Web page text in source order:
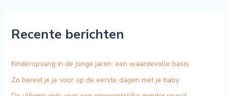
Recente berichten
Kinderopvang in de jonge jaren: een waardevolle basis
Zo bereid je je voor op de eerste dagen met je baby